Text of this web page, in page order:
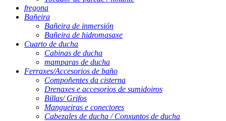
fregona
Bañeira
Bañeira de inmersión
Bañeira de hidromasaxe
Cuarto de ducha
Cabinas de ducha
mamparas de ducha
Ferraxes/Accesorios de baño
Compoñentes da cisterna
Drenaxes e accesorios de sumidoiros
Billas/ Grifos
Mangueiras e conectores
Cabezales de ducha / Conxuntos de ducha